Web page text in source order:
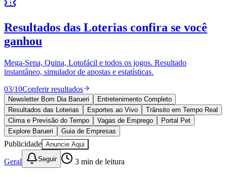
Juventude
Resultados das Loterias confira se você
ganhou
Mega-Sena, Quina, Lotofácil e todos os jogos. Resultado
instantâneo, simulador de apostas e estatísticas.
03/10Conferir resultados
Newsletter Bom Dia Barueri
Entretenimento Completo
Resultados das Loterias
Esportes ao Vivo
Trânsito em Tempo Real
Clima e Previsão do Tempo
Vagas de Emprego
Portal Pet
Explore Barueri
Guia de Empresas
Publicidade Anuncie Aqui
Geral Seguir 3 min de leitura